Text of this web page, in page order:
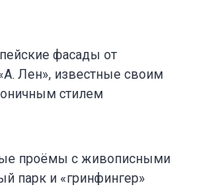
фасады от
Лен», известные своим
стилем
проёмы с живописными
парк и «гринфингер»